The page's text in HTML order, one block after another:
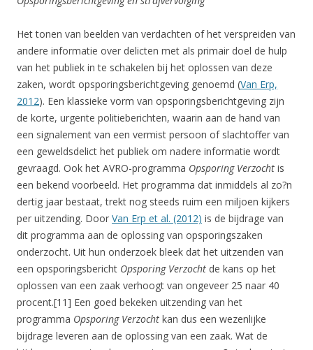
Het tonen van beelden van verdachten of het verspreiden van
andere informatie over delicten met als primair doel de hulp
van het publiek in te schakelen bij het oplossen van deze
zaken, wordt opsporingsberichtgeving genoemd (Van Erp,
2012). Een klassieke vorm van opsporingsberichtgeving zijn
de korte, urgente politieberichten, waarin aan de hand van
een signalement van een vermist persoon of slachtoffer van
een geweldsdelict het publiek om nadere informatie wordt
gevraagd. Ook het AVRO-programma Opsporing Verzocht is
een bekend voorbeeld. Het programma dat inmiddels al zo?n
dertig jaar bestaat, trekt nog steeds ruim een miljoen kijkers
per uitzending. Door Van Erp et al. (2012) is de bijdrage van
dit programma aan de oplossing van opsporingszaken
onderzocht. Uit hun onderzoek bleek dat het uitzenden van
een opsporingsbericht Opsporing Verzocht de kans op het
oplossen van een zaak verhoogt van ongeveer 25 naar 40
procent.[11] Een goed bekeken uitzending van het
programma Opsporing Verzocht kan dus een wezenlijke
bijdrage leveren aan de oplossing van een zaak. Wat de